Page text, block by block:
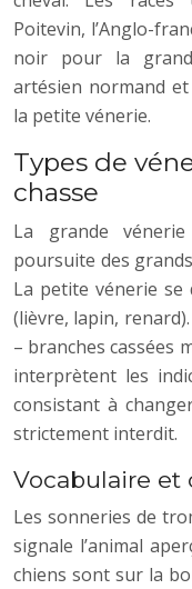
Poitevin, l’Anglo-
noir pour la
artésien normand
la petite vénerie.
Types de
chasse
La grande
poursuite des
La petite vénerie
(lièvre, lapin,
– branches cassées
interprètent les
consistant à
strictement interdit.
Vocabulaire et
Les sonneries de
signale l’animal
chiens sont sur la